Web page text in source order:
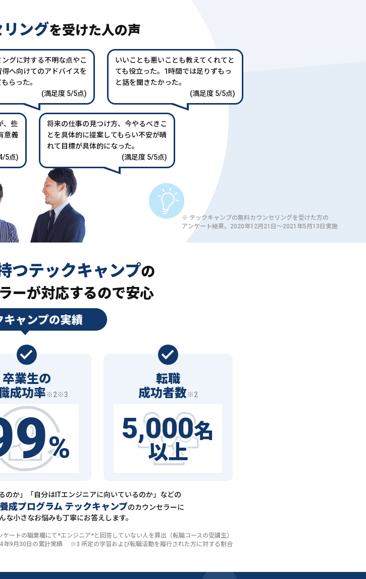
ングを受けた人の声
ングに対する不明な点やこ
得へ向けてのアドバイスを
らった。
(満足度 5/5点)
いいことも悪いことも教えてくれてと
ても役立った。1時間では足りずもっ
と話を聞きたかった。
(満足度 5/5点)
、些
意義
5点)
将来の仕事の見つけ方、今やるべきこ
とを具体的に提案してもらい不安が晴
れて目標が具体的になった。
(満足度 5/5点)
※ テックキャンプの無料カウンセリングを受けた方の
アンケート結果。2020年12月21日〜2021年5月13日実施
つテックキャンプの
ーが対応するので安心
卒業生の
成功率※2※3
%
転職
成功者数※2
5,000名
以上
のか」「自分はITエンジニアに向いているのか」などの
成プログラム テックキャンプのカウンセラーに
な小さなお悩みも丁寧にお答えします。
トの職業欄にて*エンジニア*と回答していない人を算出（転職コースの受講生）
9月30日の累計実績 ※3 所定の学習および転職活動を履行された方に対する割合